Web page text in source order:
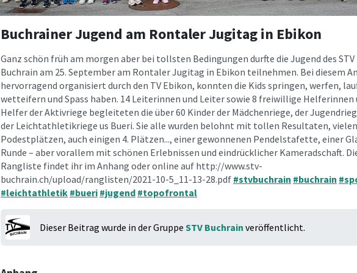
Buchrainer Jugend am Rontaler Jugitag in Ebikon
Ganz schön früh am morgen aber bei tollsten Bedingungen durfte die Jugend des STV
Buchrain am 25. September am Rontaler Jugitag in Ebikon teilnehmen. Bei diesem
hervorragend organisiert durch den TV Ebikon, konnten die Kids springen, werfen,
wetteifern und Spass haben. 14 Leiterinnen und Leiter sowie 8 freiwillige Helferinnen
Helfer der Aktivriege begleiteten die über 60 Kinder der Mädchenriege, der
der Leichtathletikriege us Bueri. Sie alle wurden belohnt mit tollen Resultaten, vielen
Podestplätzen, auch einigen 4. Plätzen..., einer gewonnenen Pendelstafette, einer
Runde – aber vorallem mit schönen Erlebnissen und eindrücklicher Kameradschaft.
Rangliste findet ihr im Anhang oder online auf http://www.stv-
buchrain.ch/upload/ranglisten/2021-10-5_11-13-28.pdf #stvbuchrain #buchrain
#leichtathletik #bueri #jugend #topofrontal
Dieser Beitrag wurde in der Gruppe STV Buchrain veröffentlicht.